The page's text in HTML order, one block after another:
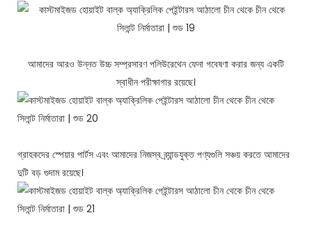
আমাদের আরও উন্নত উচ্চ সম্প্রসারণ পলিউরেথেন ফেনা গবেষণা করার জন্য একটি
স্বাধীন পরীক্ষাগার রয়েছে।
গ্রাহকদের স্পেয়ার পার্টস এবং আমাদের নিজস্ব ব্র্যান্ডযুক্ত পণ্যগুলি সঞ্চয় করতে আমাদের
দুটি বড় গুদাম রয়েছে।